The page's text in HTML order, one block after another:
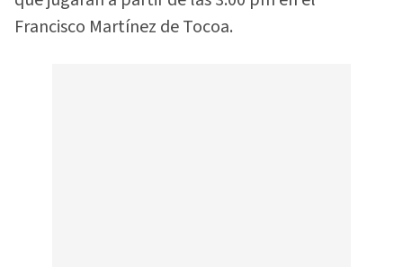
Francisco Martínez de Tocoa.